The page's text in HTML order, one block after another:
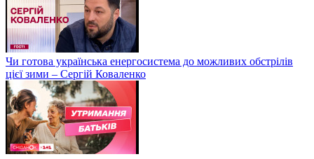
Чи готова українська енергосистема до можливих обстрілів
цієї зими – Сергій Коваленко